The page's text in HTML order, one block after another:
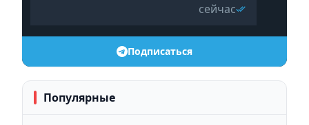
сейчас
Подписаться
Популярные